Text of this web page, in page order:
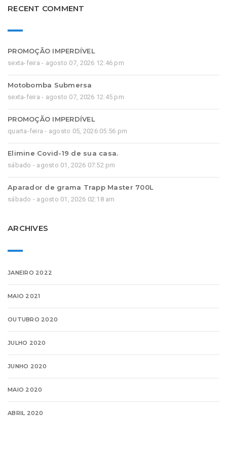
RECENT COMMENT
PROMOÇÃO IMPERDÍVEL
sexta-feira - agosto 07, 2026 12:46 pm
Motobomba Submersa
sexta-feira - agosto 07, 2026 12:45 pm
PROMOÇÃO IMPERDÍVEL
quarta-feira - agosto 05, 2026 05:56 pm
Elimine Covid-19 de sua casa.
sábado - agosto 01, 2026 07:52 pm
Aparador de grama Trapp Master 700L
sábado - agosto 01, 2026 02:18 am
ARCHIVES
JANEIRO 2022
MAIO 2021
OUTUBRO 2020
JULHO 2020
JUNHO 2020
MAIO 2020
ABRIL 2020